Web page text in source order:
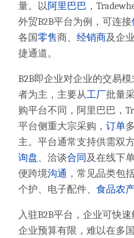
量。
以阿里巴巴 ，
外贸B2B平台为例 ，可连接
各国零售商、 经销商及企业
捷通道。
B2B即企业对企业的交易
者为主，主要从工厂批量
购平台不同， 阿里巴巴，
平台侧重大宗采购， 订单
主。平台通常支持供需双
询盘、洽谈合同 及在线下
便跨境沟通 ，常见品类包
个护、电子配件、 食品农
入驻B2B平台，企业可快
企业预算有限，难以在多